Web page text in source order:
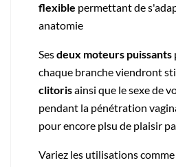
flexible permettant de
anatomie
Sesdeux moteurs puissants
chaque branche viendront
clitorisainsi que le sexe de
pendant la pénétration
pour encore plsu de plaisir
Variez les utilisations